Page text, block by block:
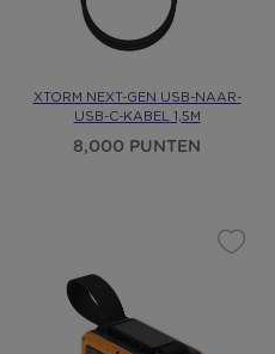
XTORM NEXT-GEN USB-NAAR-
USB-C-KABEL 1,5M
8,000 PUNTEN